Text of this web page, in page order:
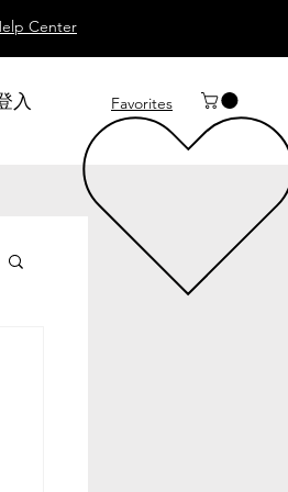
Center
入 Favorites